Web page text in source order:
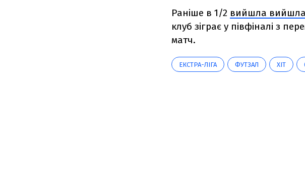
Раніше в 1/2 вийшла
клуб зіграє у півфіналі з
матч.
ЕКСТРА-ЛІГА ФУТЗАЛ ХІТ